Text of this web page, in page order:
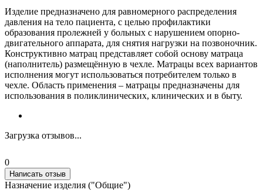
Изделие предназначено для равномерного распределения
давления на тело пациента, с целью профилактики
образования пролежней у больных с нарушением опорно-
двигательного аппарата, для снятия нагрузки на позвоночник.
Конструктивно матрац представляет собой основу матраца
(наполнитель) размещённую в чехле. Матрацы всех вариантов
исполнения могут использоваться потребителем только в
чехле. Область применения – матрацы предназначены для
использования в поликлинических, клинических и в быту.
Загрузка отзывов...
0
Написать отзыв
Назначение изделия ("Общие")